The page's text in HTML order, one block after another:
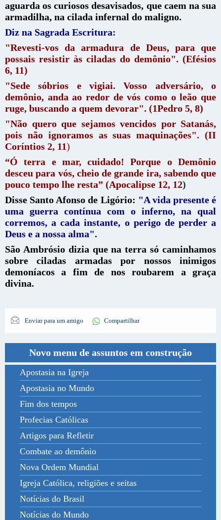
aguarda os curiosos desavisados, que caem na sua
armadilha, na cilada infernal do maligno.
Diz na Sagrada Escritura:
"Revesti-vos da armadura de Deus, para que
possais resistir às ciladas do demônio". (Efésios
6, 11)
"Sede sóbrios e vigiai. Vosso adversário, o
demônio, anda ao redor de vós como o leão que
ruge, buscando a quem devorar". (1Pedro 5, 8)
"Não quero que sejamos vencidos por Satanás,
pois não ignoramos as suas maquinações". (II
Coríntios 2, 11)
“Ó terra e mar, cuidado! Porque o Demônio
desceu para vós, cheio de grande ira, sabendo que
pouco tempo lhe resta” (Apocalipse 12, 12)
Disse Santo Afonso de Ligório: "A vida presente é
uma guerra contínua com o inferno, na qual
corremos, a cada instante, o perigo de perder a
Deus e a nossa alma".
São Ambrósio dizia que na terra só caminhamos
sobre ciladas armadas por nossos inimigos
demoníacos a fim de nos roubarem a graça
divina.
Enviar para um amigo Compartilhar
Novo menu de assuntos em construção
Apostasia na Igreja
Apostasia no Mundo
Fim dos tempos
Profecias Católicas
Artigos para Refletir
Combate ao demônio
Nova Ordem Mundial
Igreja Católica, religiões e seitas
Notícias do Brasil
Notícias do Mundo